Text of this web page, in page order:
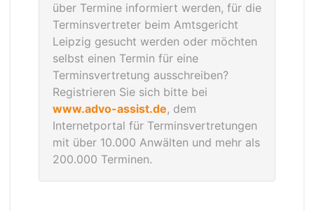
über Termine informiert werden, für die
Terminsvertreter beim Amtsgericht
Leipzig gesucht werden oder möchten
selbst einen Termin für eine
Terminsvertretung ausschreiben?
Registrieren Sie sich bitte bei
www.advo-assist.de, dem
Internetportal für Terminsvertretungen
mit über 10.000 Anwälten und mehr als
200.000 Terminen.